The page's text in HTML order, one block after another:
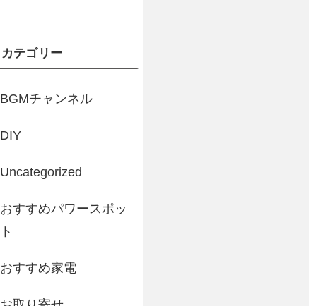
安値に
カテゴリー
BGMチャンネル
DIY
Uncategorized
おすすめパワースポッ
ト
おすすめ家電